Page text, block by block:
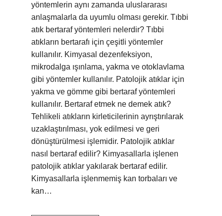
yöntemlerin aynı zamanda uluslararası
anlaşmalarla da uyumlu olması gerekir. Tıbbi
atık bertaraf yöntemleri nelerdir? Tıbbi
atıkların bertarafı için çeşitli yöntemler
kullanılır. Kimyasal dezenfeksiyon,
mikrodalga ışınlama, yakma ve otoklavlama
gibi yöntemler kullanılır. Patolojik atıklar için
yakma ve gömme gibi bertaraf yöntemleri
kullanılır. Bertaraf etmek ne demek atık?
Tehlikeli atıkların kirleticilerinin ayrıştırılarak
uzaklaştırılması, yok edilmesi ve geri
dönüştürülmesi işlemidir. Patolojik atıklar
nasıl bertaraf edilir? Kimyasallarla işlenen
patolojik atıklar yakılarak bertaraf edilir.
Kimyasallarla işlenmemiş kan torbaları ve
kan…